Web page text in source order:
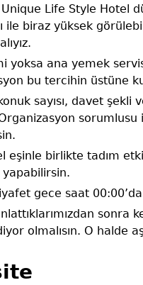
Unique Life Style Hotel
ile biraz yüksek
yoksa ana yemek
bu tercihin üstüne
sayısı, davet
eşinle birlikte tadım
gece saat
sonra
olmalısın. O halde